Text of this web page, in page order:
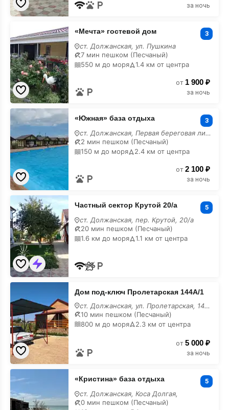
за ночь
гостевой
дом
«Мечта» гостевой дом 3
ст. Должанская, ул. Пушкина
7 мин пешком (Песчаный)
550 м до моря
1.4 км от центра
от 1 900 ₽
за ночь
«Южная»
база
отдыха
«Южная» база отдыха 3
ст. Должанская, Первая береговая линия,
2 мин пешком (Песчаный)
150 м до моря
2.4 км от центра
от 2 100 ₽
за ночь
Частный
сектор
Крутой
20/
а
Частный сектор Крутой 20/а 5
ст. Должанская, пер. Крутой, 20/а
20 мин пешком (Песчаный)
1.6 км до моря
1.1 км от центра
Дом
ключ
Пролетарская
144А/1
Дом под-ключ Пролетарская 144А/1
ст. Должанская, ул. Пролетарская, 144А/1
10 мин пешком (Песчаный)
800 м до моря
2.3 км от центра
от 5 000 ₽
за ночь
«Кристина»
база
отдыха
«Кристина» база отдыха 5
ст. Должанская, Коса Долгая,
0 мин пешком (Песчаный)